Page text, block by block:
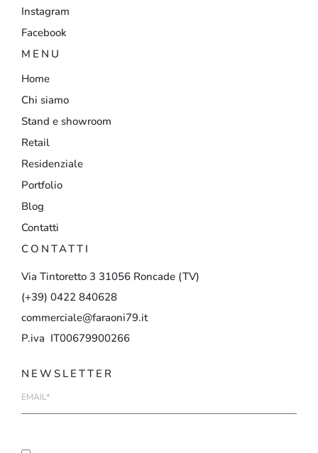
Instagram
Facebook
MENU
Home
Chi siamo
Stand e showroom
Retail
Residenziale
Portfolio
Blog
Contatti
CONTATTI
Via Tintoretto 3 31056 Roncade (TV)
(+39) 0422 840628
commerciale@faraoni79.it
P.iva IT00679900266
NEWSLETTER
mail